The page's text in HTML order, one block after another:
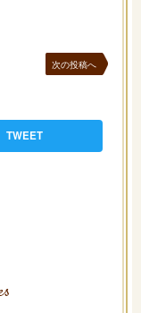
次の投稿へ
TWEET